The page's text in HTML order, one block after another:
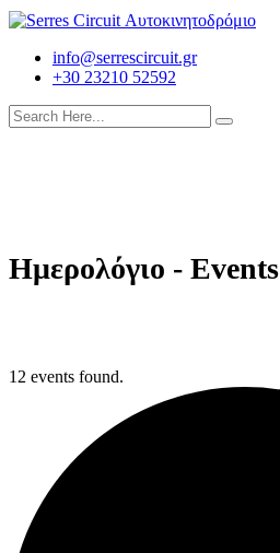
info@serrescircuit.gr
+30 23210 52592
Ημερολόγιο - Events
12 events found.